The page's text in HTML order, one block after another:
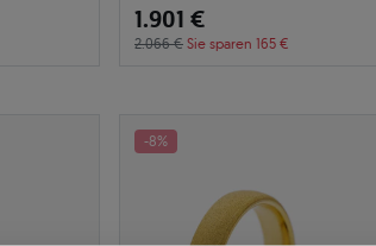
1.901 €
2.066 € Sie sparen 165 €
-8%